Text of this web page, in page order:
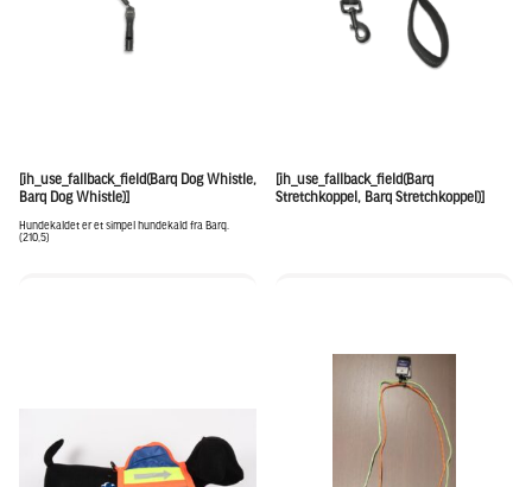
[ih_use_fallback_field(Barq Dog Whistle,
Barq Dog Whistle)]
Hundekaldet er et simpel hundekald fra Barq.
(210,5)
[ih_use_fallback_field(Barq
Stretchkoppel, Barq Stretchkoppel)]